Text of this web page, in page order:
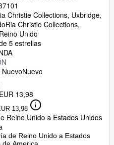
Christie Collections, Uxbridge,
Ria Christie Collections,
Unido
5 estrellas
Nuevo
13,98
13,98
Reino Unido a Estados Unidos
de Reino Unido a Estados